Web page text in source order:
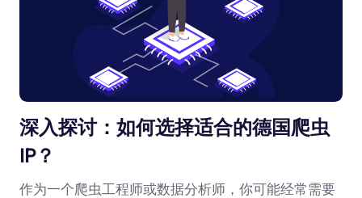
深入探讨：如何选择适合的德国爬虫
IP？
作为一个爬虫工程师或数据分析师，你可能经常需要